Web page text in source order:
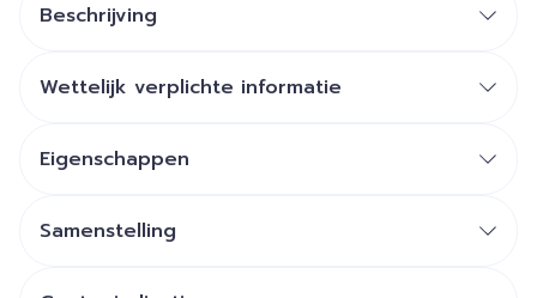
Beschrijving
Wettelijk verplichte informatie
Eigenschappen
Samenstelling